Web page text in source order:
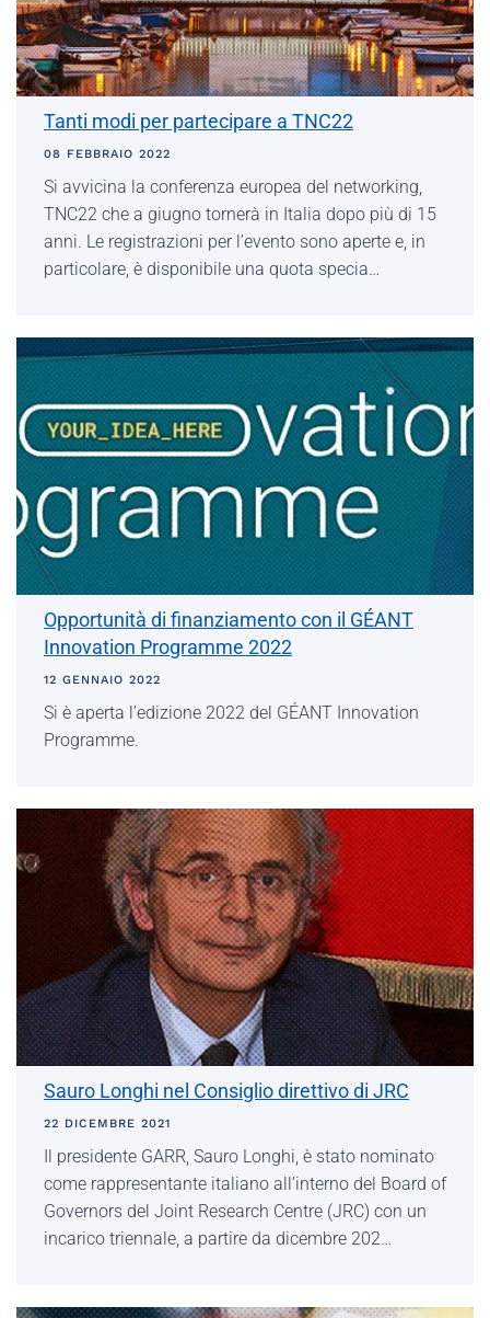
Tanti modi per partecipare a TNC22
08 FEBBRAIO 2022
Si avvicina la conferenza europea del networking,
TNC22 che a giugno tornerà in Italia dopo più di 15
anni. Le registrazioni per l’evento sono aperte e, in
particolare, è disponibile una quota specia…
Opportunità di finanziamento con il GÉANT
Innovation Programme 2022
12 GENNAIO 2022
Si è aperta l’edizione 2022 del GÉANT Innovation
Programme.
Sauro Longhi nel Consiglio direttivo di JRC
22 DICEMBRE 2021
Il presidente GARR, Sauro Longhi, è stato nominato
come rappresentante italiano all’interno del Board of
Governors del Joint Research Centre (JRC) con un
incarico triennale, a partire da dicembre 202…